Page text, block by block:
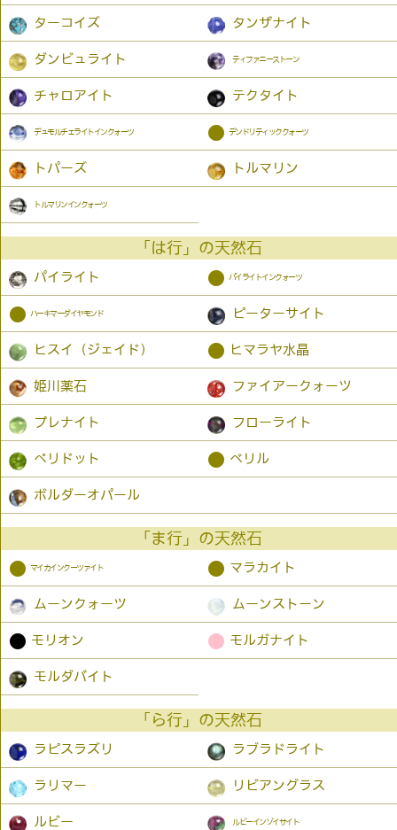
ターコイズ タンザナイト
ダンビュライト ティファニーストーン
チャロアイト テクタイト
デュモルチェライトインクォーツ ● デンドリティッククォーツ
トパーズ トルマリン
トルマリンインクォーツ
「は行」の天然石
パイライト ● パイライトインクォーツ
● ハーキマーダイヤモンド ピーターサイト
ヒスイ（ジェイド） ● ヒマラヤ水晶
姫川薬石 ファイアークォーツ
プレナイト フローライト
ペリドット ● ベリル
ボルダーオパール
「ま行」の天然石
● マイカインクーツァイト ● マラカイト
ムーンクォーツ ムーンストーン
● モリオン ● モルガナイト
モルダバイト
「ら行」の天然石
ラピスラズリ ラブラドライト
ラリマー リビアングラス
ルビー ルビーインゾイサイト